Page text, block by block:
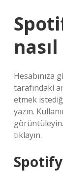
Hesabınıza
tarafındaki
etmek
yazın.
görüntüleyin.
tıklayın.